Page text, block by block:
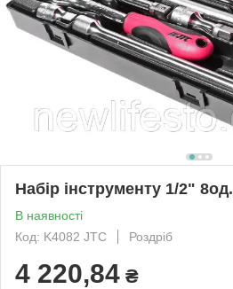
Набір інструменту 1/2" 8од.
В наявності
Код: K4082 JTC
Роздріб
4 220,84 ₴